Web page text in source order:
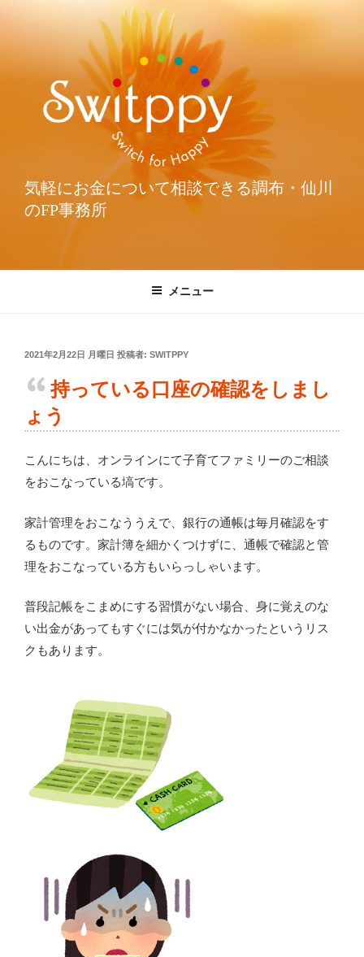
気軽にお金について相談できる調布・仙川
のFP事務所
メニュー
2021年2月22日 月曜日 投稿者: SWITPPY
持っている口座の確認をしまし
ょう
こんにちは、オンラインにて子育てファミリーのご相談
をおこなっている塙です。
家計管理をおこなううえで、銀行の通帳は毎月確認をす
るものです。家計簿を細かくつけずに、通帳で確認と管
理をおこなっている方もいらっしゃいます。
普段記帳をこまめにする習慣がない場合、身に覚えのな
い出金があってもすぐには気が付かなかったというリス
クもあります。